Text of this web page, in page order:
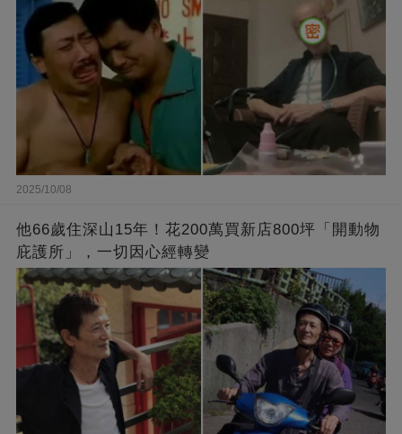
2025/10/08
他66歲住深山15年！花200萬買新店800坪「開動物
庇護所」，一切因心經轉變